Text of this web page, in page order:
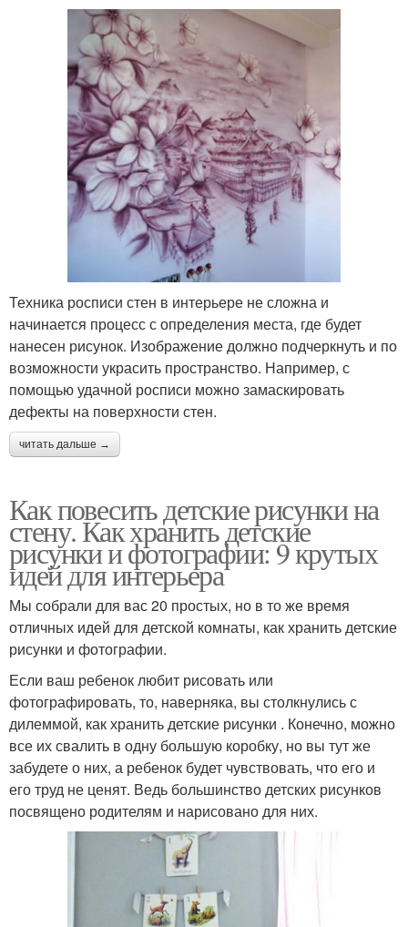
Техника росписи стен в интерьере не сложна и
начинается процесс с определения места, где будет
нанесен рисунок. Изображение должно подчеркнуть и по
возможности украсить пространство. Например, с
помощью удачной росписи можно замаскировать
дефекты на поверхности стен.
читать дальше →
Как повесить детские рисунки на
стену. Как хранить детские
рисунки и фотографии: 9 крутых
идей для интерьера
Мы собрали для вас 20 простых, но в то же время
отличных идей для детской комнаты, как хранить детские
рисунки и фотографии.
Если ваш ребенок любит рисовать или
фотографировать, то, наверняка, вы столкнулись с
дилеммой, как хранить детские рисунки . Конечно, можно
все их свалить в одну большую коробку, но вы тут же
забудете о них, а ребенок будет чувствовать, что его и
его труд не ценят. Ведь большинство детских рисунков
посвящено родителям и нарисовано для них.